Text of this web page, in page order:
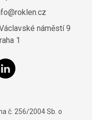
náměstí 9
1
č. 256/2004 Sb. o